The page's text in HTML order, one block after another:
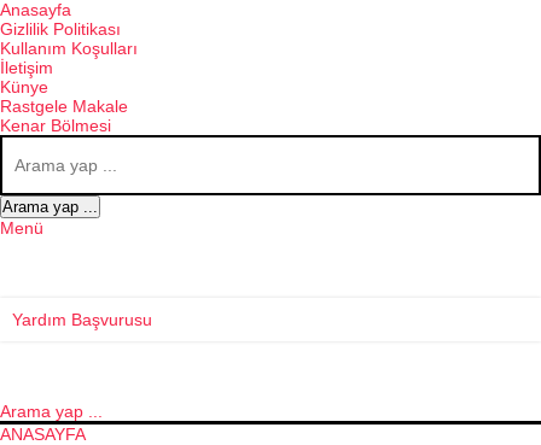
Anasayfa
Gizlilik Politikası
Kullanım Koşulları
İletişim
Künye
Rastgele Makale
Kenar Bölmesi
Arama yap ...
Menü
Yardım Başvurusu
Arama yap ...
ANASAYFA